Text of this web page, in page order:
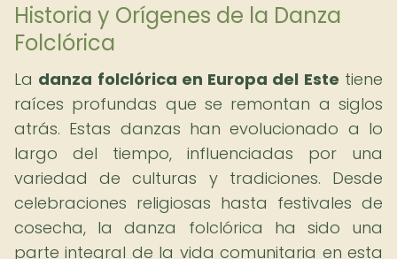
Historia y Orígenes de la Danza
Folclórica
La danza folclórica en Europa del Este tiene
raíces profundas que se remontan a siglos
atrás. Estas danzas han evolucionado a lo
largo del tiempo, influenciadas por una
variedad de culturas y tradiciones. Desde
celebraciones religiosas hasta festivales de
cosecha, la danza folclórica ha sido una
parte integral de la vida comunitaria en esta